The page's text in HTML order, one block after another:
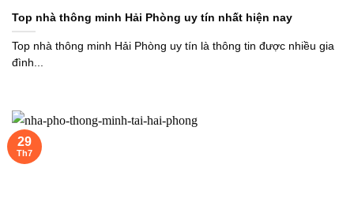
Top nhà thông minh Hải Phòng uy tín nhất hiện nay
Top nhà thông minh Hải Phòng uy tín là thông tin được nhiều gia
đình...
29
Th7